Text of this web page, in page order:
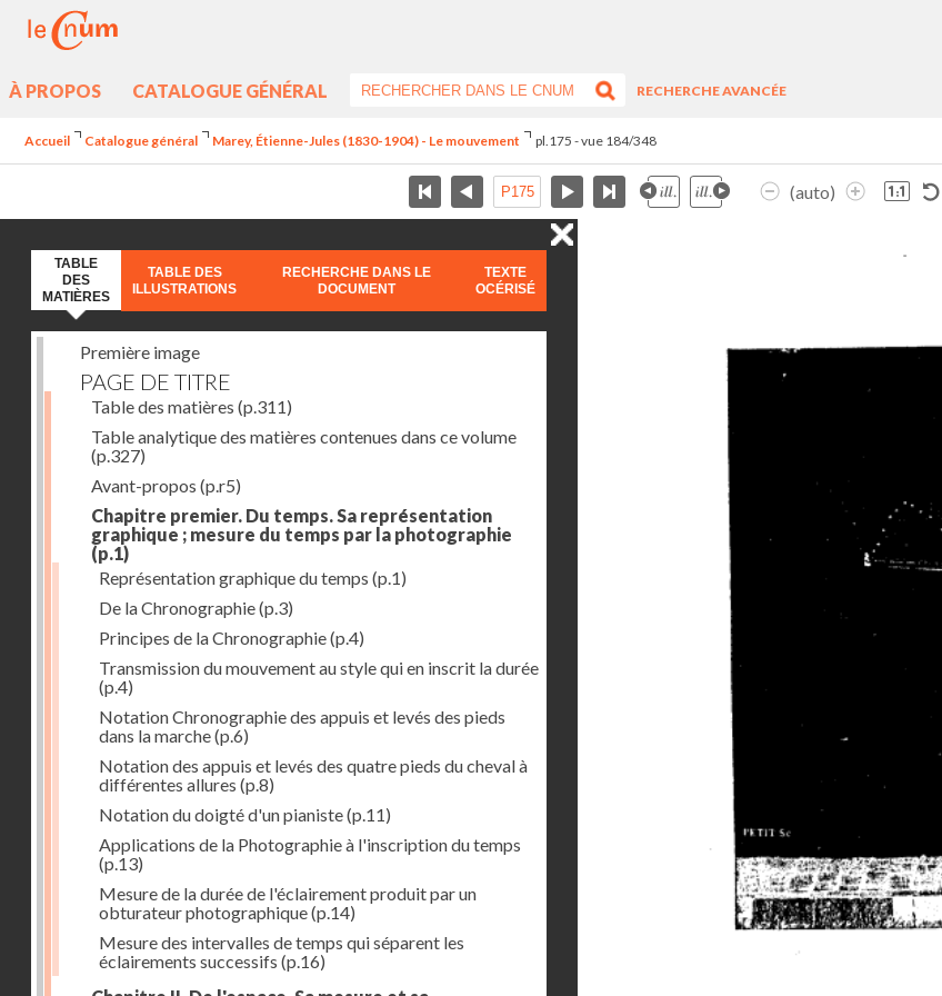
À PROPOS CATALOGUE GÉNÉRAL
RECHERCHE AVANCÉE
Accueil Catalogue général Marey, Étienne-Jules (1830-1904) - Le mouvement pl.175 - vue 184/348
(auto)
TABLE
DES
MATIÈRES
TABLE DES
ILLUSTRATIONS
RECHERCHE DANS LE
DOCUMENT
TEXTE
OCÉRISÉ
Première image
PAGE DE TITRE
Table des matières (p.311)
Table analytique des matières contenues dans ce volume
(p.327)
Avant-propos (p.r5)
Chapitre premier. Du temps. Sa représentation
graphique ; mesure du temps par la photographie
(p.1)
Représentation graphique du temps (p.1)
De la Chronographie(p.3)
Principes de la Chronographie(p.4)
Transmission du mouvement au style qui en inscrit la durée
(p.4)
Notation Chronographie des appuis et levés des pieds
dans la marche(p.6)
Notation des appuis et levés des quatre pieds du cheval à
différentes allures (p.8)
Notation du doigté d'un pianiste(p.11)
Applications de la Photographie à l'inscription du temps
(p.13)
Mesure de la durée de l'éclairement produit par un
obturateur photographique(p.14)
Mesure des intervalles de temps qui séparent les
éclairements successifs (p.16)